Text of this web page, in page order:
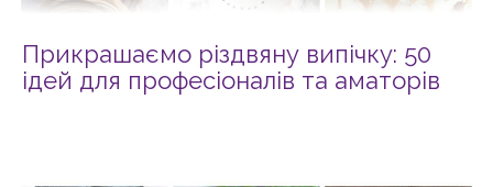
Прикрашаємо різдвяну випічку: 50
ідей для професіоналів та аматорів